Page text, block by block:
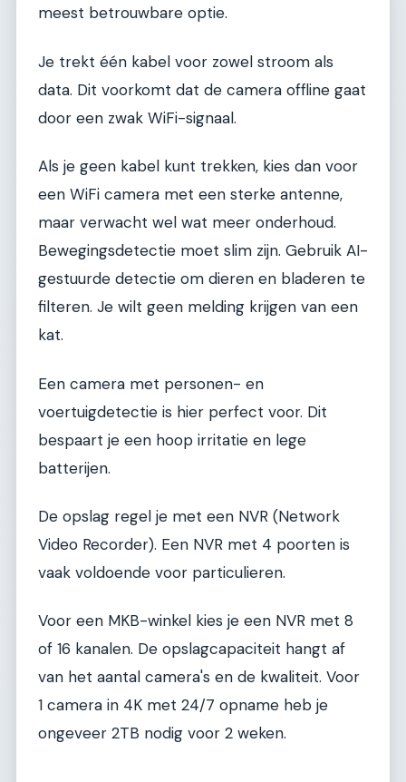
meest betrouwbare optie.
Je trekt één kabel voor zowel stroom als
data. Dit voorkomt dat de camera offline gaat
door een zwak WiFi-signaal.
Als je geen kabel kunt trekken, kies dan voor
een WiFi camera met een sterke antenne,
maar verwacht wel wat meer onderhoud.
Bewegingsdetectie moet slim zijn. Gebruik AI-
gestuurde detectie om dieren en bladeren te
filteren. Je wilt geen melding krijgen van een
kat.
Een camera met personen- en
voertuigdetectie is hier perfect voor. Dit
bespaart je een hoop irritatie en lege
batterijen.
De opslag regel je met een NVR (Network
Video Recorder). Een NVR met 4 poorten is
vaak voldoende voor particulieren.
Voor een MKB-winkel kies je een NVR met 8
of 16 kanalen. De opslagcapaciteit hangt af
van het aantal camera's en de kwaliteit. Voor
1 camera in 4K met 24/7 opname heb je
ongeveer 2TB nodig voor 2 weken.